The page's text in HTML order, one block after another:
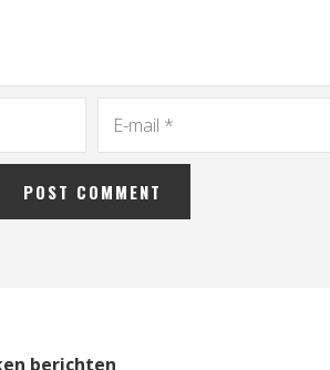
berichten